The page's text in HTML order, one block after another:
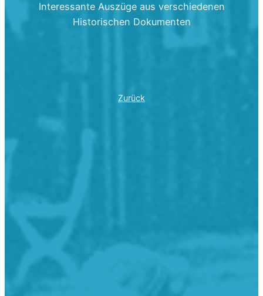
Interessante Auszüge aus verschiedenen
Historischen Dokumenten
Zurück